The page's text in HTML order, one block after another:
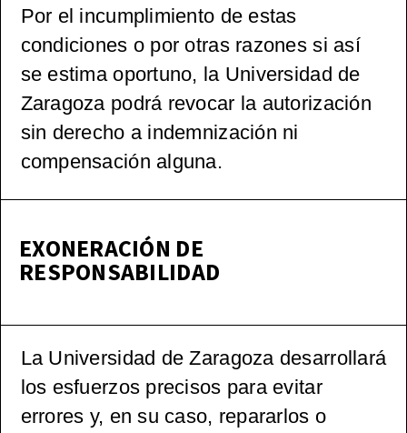
Por el incumplimiento de estas
condiciones o por otras razones si así
se estima oportuno, la Universidad de
Zaragoza podrá revocar la autorización
sin derecho a indemnización ni
compensación alguna.
EXONERACIÓN DE
RESPONSABILIDAD
La Universidad de Zaragoza desarrollará
los esfuerzos precisos para evitar
errores y, en su caso, repararlos o